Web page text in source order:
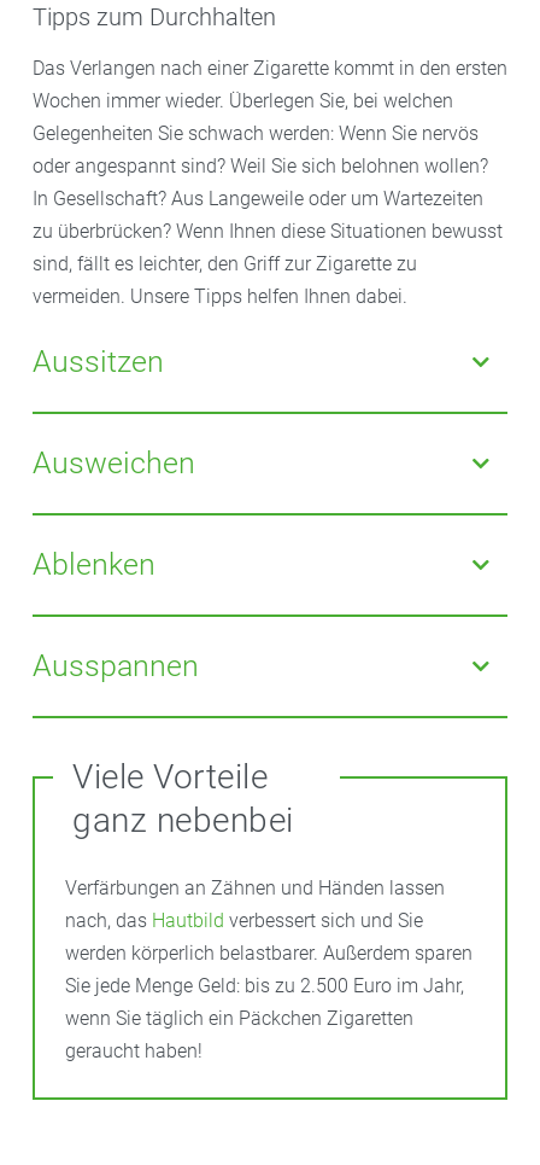
Tipps zum Durchhalten
Das Verlangen nach einer Zigarette kommt in den ersten
Wochen immer wieder. Überlegen Sie, bei welchen
Gelegenheiten Sie schwach werden: Wenn Sie nervös
oder angespannt sind? Weil Sie sich belohnen wollen?
In Gesellschaft? Aus Langeweile oder um Wartezeiten
zu überbrücken? Wenn Ihnen diese Situationen bewusst
sind, fällt es leichter, den Griff zur Zigarette zu
vermeiden. Unsere Tipps helfen Ihnen dabei.
Aussitzen
Wenn Sie merken, dass das Verlangen kommt,
zehnmal tief durchatmen oder eine
nacheinander einzelne Muskeln an- und entspannen
(Muskelentspannung nach Jacobson).
Ausweichen
Gehen Sie Situationen, die zum Rauchen verleiten, für
eine Weile aus dem Weg. Meiden Sie beispielsweise
(die ja aktuell ohnehin nicht möglich sind). Und
verlassen Sie eine Rauchergruppe, wenn Sie merken,
dass Sie sich dem nicht gewachsen fühlen.
Ablenken
Ersetzen Sie das Rauchen durch andere Tätigkeiten.
Rufen Sie beispielsweise jemanden an, der Sie beim
Nichtrauchen unterstützt. Oder Sie gehen einmal
zügig um den Block, trinken Sie ein Glas Wasser,
Dusche …
Ausspannen
Suchen Sie sich bewusst eine schöne Beschäftigung,
insbesondere wenn Sie aus Langeweile rauchen
möchten. Wie wäre es mit einem guten Buch, einer
guten Tasse Tee oder einem entspannenden
Viele Vorteile
ganz nebenbei
Verfärbungen an Zähnen und Händen lassen
nach, das Hautbild verbessert sich und Sie
werden körperlich belastbarer. Außerdem sparen
Sie jede Menge Geld: bis zu 2.500 Euro im Jahr,
wenn Sie täglich ein Päckchen Zigaretten
geraucht haben!